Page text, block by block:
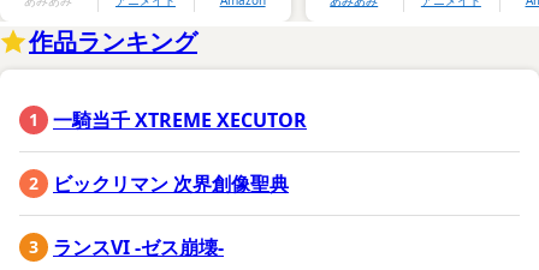
作品ランキング
一騎当千 XTREME XECUTOR
ビックリマン 次界創像聖典
ランスVI -ゼス崩壊-